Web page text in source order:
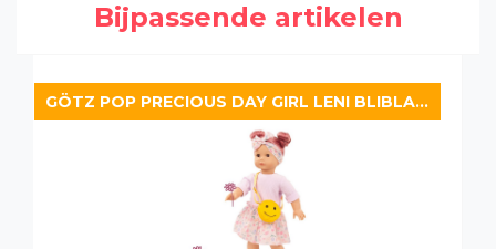
Bijpassende artikelen
GÖTZ POP PRECIOUS DAY GIRL LENI BLIBLABLUME